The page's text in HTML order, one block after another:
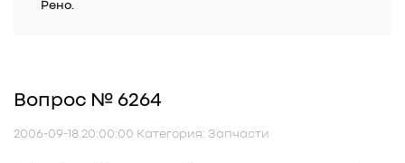
Рено.
Вопрос № 6264
2006-09-18 20:00:00 Категория: Запчасти